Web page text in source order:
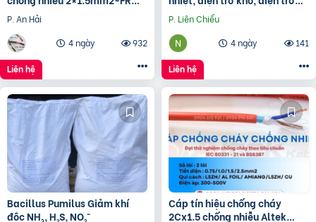
Altek Kabel
P. An Hải
4 ngày
932
Liên hệ
đun hóa chất, điện trở lò nung
P. Liên Chiểu
4 ngày
141
Liên hệ
Bacillus Pumilus Giảm khí
độc NH₃, H₂S, NO₂⁻
Cáp tín hiệu chống cháy
2Cx1.5 chống nhiễu Altek